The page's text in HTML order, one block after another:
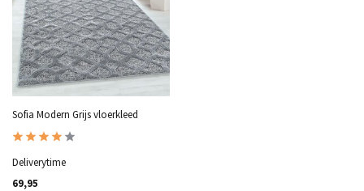
Sofia Modern Grijs vloerkleed
Deliverytime
69,95